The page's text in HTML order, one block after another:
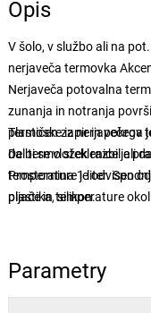
Opis
V šolo, v službo ali na
nerjaveča termovka
Nerjaveča potovalna
zunanja in notranja
plastičen zapir in pokrov
Del termo steklenice je
Termoske iz nerjavečega
da bi se vložek razbil ali
temperature je odvisen
pijače in temperature
Prostornina 1 liter.
plastika, silikon.
Parametry